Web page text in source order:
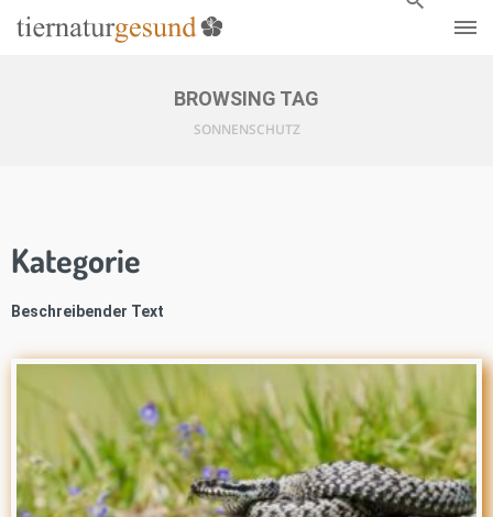
BROWSING TAG
SONNENSCHUTZ
Kategorie
Beschreibender Text